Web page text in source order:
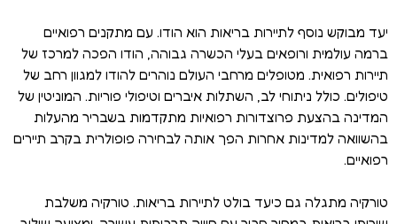
יעד מבוקש נוסף לתיירות בריאות הוא הודו. עם מתקנים רפואיים
ברמה עולמית ורופאים בעלי הכשרה גבוהה, הודו הפכה למרכז של
תיירות רפואית. מטופלים מרחבי העולם נוהרים להודו למגוון רחב של
טיפולים. כולל ניתוחי לב, השתלות איברים וטיפולי פוריות. המוניטין של
המדינה בהצעת פרוצדורות רפואיות מתקדמות בשבריר מהעלות
בהשוואה למדינות אחרות הפך אותה לבחירה פופולרית בקרב תיירים
רפואיים.
טורקיה מתגלה גם כיעד בולט לתיירות בריאות. טורקיה משלבת